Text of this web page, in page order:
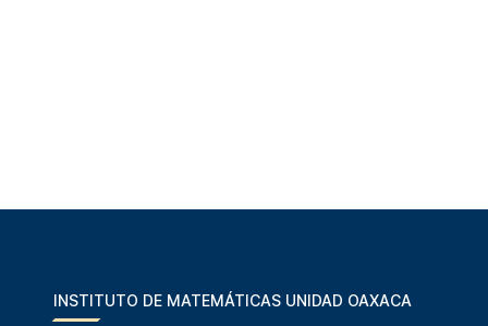
INSTITUTO DE MATEMÁTICAS UNIDAD OAXACA